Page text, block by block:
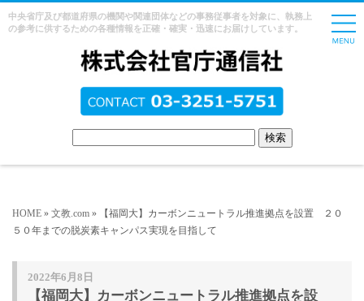
中央省庁及び都道府県の機関や関連団体などの事務従事者を対象に、執務上
の参考に供するための各種情報を正確・確実・迅速にお届けしています。
HOME » 文教.com » 【福岡大】カーボンニュートラル推進拠点を設置 ２０
５０年までの脱炭素キャンパス実現を目指して
2022年6月8日
【福岡大】カーボンニュートラル推進拠点を設